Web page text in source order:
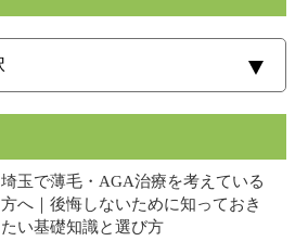
埼玉で薄毛・AGA治療を考えている
方へ｜後悔しないために知っておき
たい基礎知識と選び方